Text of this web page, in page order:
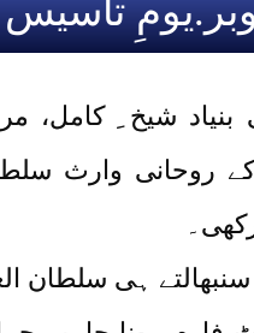
شیخ ِ کامل،
روحانی وارث
سنبھالتے ہی